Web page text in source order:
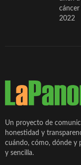
2022
Un proyecto de
honestidad y
cuándo, cómo, dónde y
y sencilla.